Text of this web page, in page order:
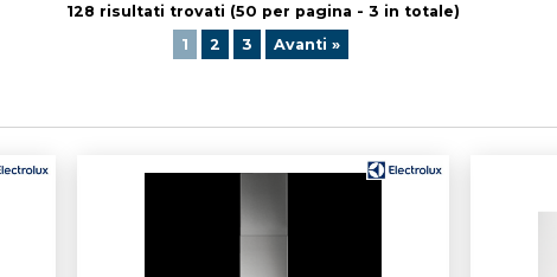
Password:
128 risultati trovati (50 per pagina - 3 in totale)
1
2 3 Avanti »